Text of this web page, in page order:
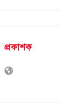
প্রকাশক